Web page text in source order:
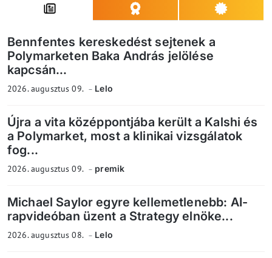
Bennfentes kereskedést sejtenek a
Polymarketen Baka András jelölése
kapcsán...
2026. augusztus 09. Lelo
Újra a vita középpontjába került a Kalshi és
a Polymarket, most a klinikai vizsgálatok
fog...
2026. augusztus 09. premik
Michael Saylor egyre kellemetlenebb: AI-
rapvideóban üzent a Strategy elnöke...
2026. augusztus 08. Lelo